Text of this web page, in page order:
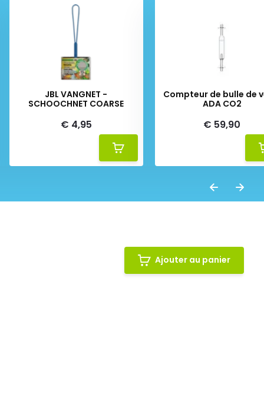
JBL VANGNET -
SCHOOCHNET COARSE
€ 4,95
Compteur de bulle de
ADA CO2
€ 59,90
Ajouter au panier